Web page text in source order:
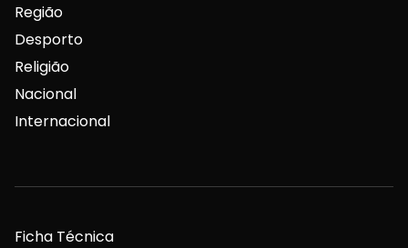
Região
Desporto
Religião
Nacional
Internacional
Ficha Técnica